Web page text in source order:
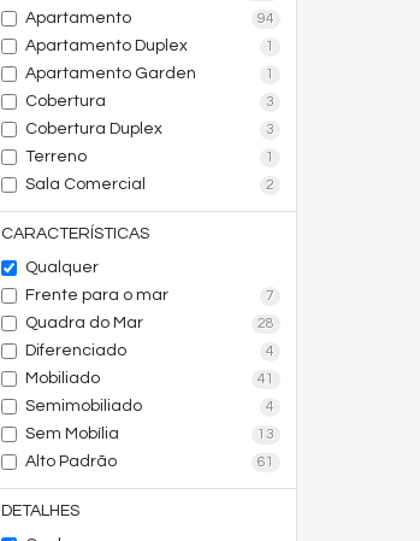
Apartamento 94
Apartamento Duplex 1
Apartamento Garden 1
Cobertura 3
Cobertura Duplex 3
Terreno 1
Sala Comercial 2
CARACTERÍSTICAS
Qualquer
Frente para o mar
7
Quadra do Mar 28
Diferenciado 4
Mobiliado 41
Semimobiliado 4
Sem Mobília 13
Alto Padrão 61
DETALHES